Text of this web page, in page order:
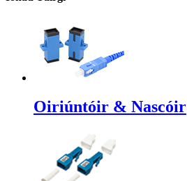
Oiriúntóir & Nascóir